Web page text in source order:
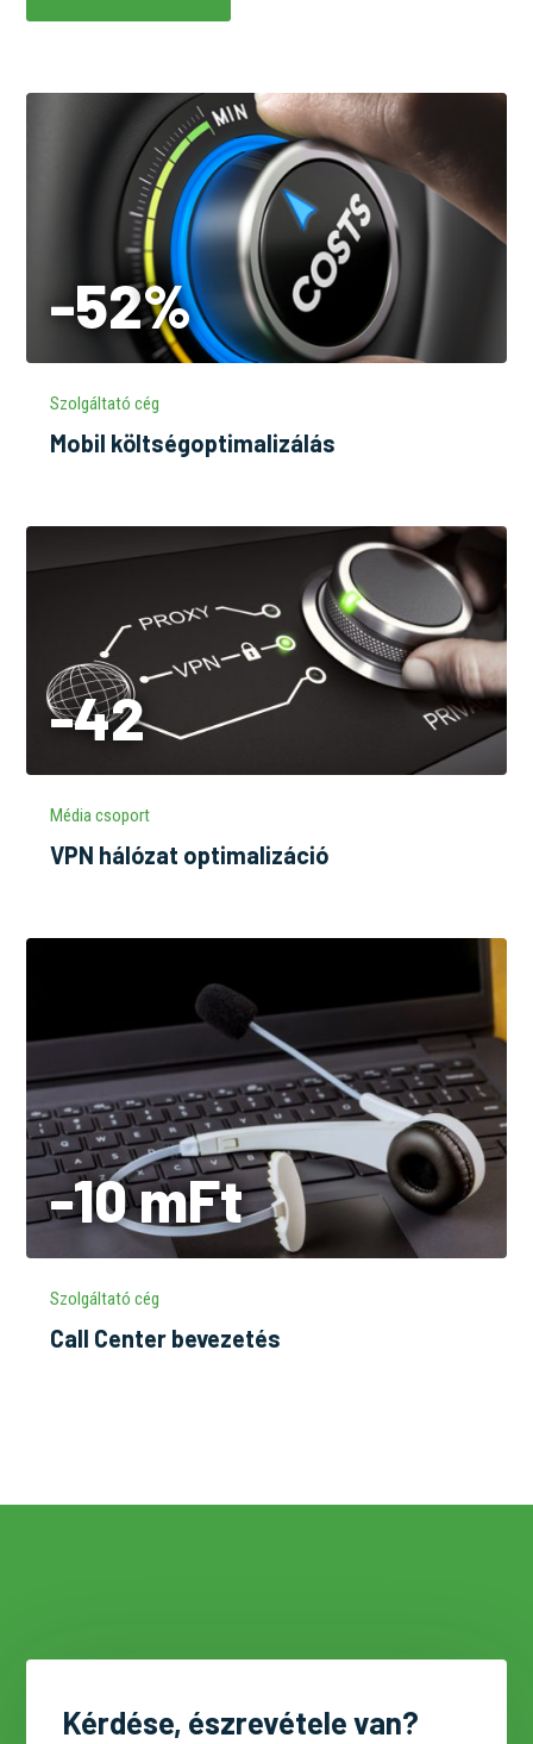
-52%
Szolgáltató cég
Mobil költségoptimalizálás
-42
Média csoport
VPN hálózat optimalizáció
-10 mFt
Szolgáltató cég
Call Center bevezetés
Kérdése, észrevétele van?